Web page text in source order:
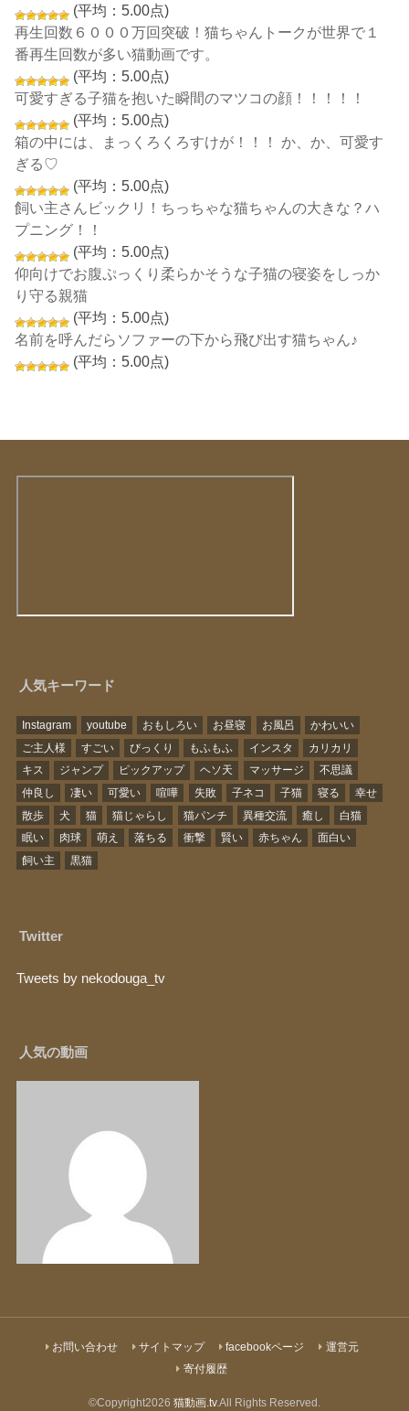
(平均：5.00点)
再生回数６０００万回突破！猫ちゃんトークが世界で１
番再生回数が多い猫動画です。
(平均：5.00点)
可愛すぎる子猫を抱いた瞬間のマツコの顔！！！！！
(平均：5.00点)
箱の中には、まっくろくろすけが！！！ か、か、可愛す
ぎる♡
(平均：5.00点)
飼い主さんビックリ！ちっちゃな猫ちゃんの大きな？ハ
プニング！！
(平均：5.00点)
仰向けでお腹ぷっくり柔らかそうな子猫の寝姿をしっか
り守る親猫
(平均：5.00点)
名前を呼んだらソファーの下から飛び出す猫ちゃん♪
(平均：5.00点)
人気キーワード
Instagram youtube おもしろい お昼寝 お風呂
かわいい
ご主人様
すごい びっくり もふもふ インスタ
カリカリ
キス
ジャンプ ピックアップ ヘソ天 マッサージ
不思議
仲良し
凄い 可愛い 喧嘩 失敗 子ネコ 子猫 寝る
幸せ
散歩
犬 猫 猫じゃらし 猫パンチ 異種交流 癒し
白猫
眠い
肉球 萌え 落ちる 衝撃 賢い 赤ちゃん
面白い
飼い主
黒猫
Twitter
Tweets by nekodouga_tv
人気の動画
お問い合わせ サイトマップ facebookページ
運営元
寄付履歴
©Copyright2026 猫動画.tv.All Rights Reserved.